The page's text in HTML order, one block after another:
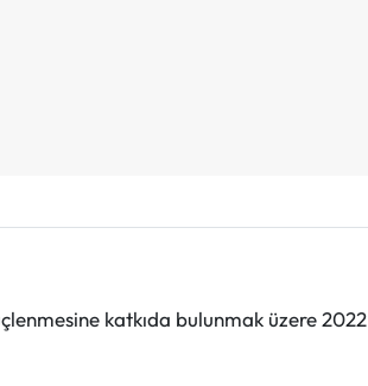
katkıda bulunmak üzere 2022